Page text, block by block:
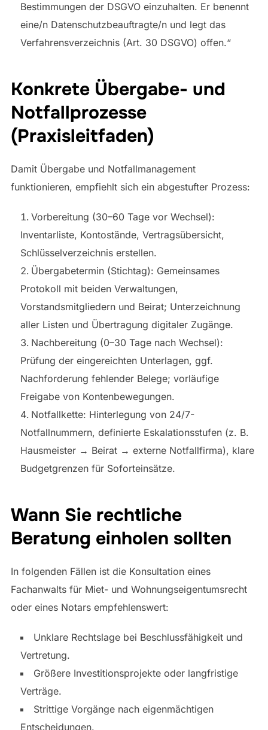
Bestimmungen der DSGVO einzuhalten. Er benennt
eine/n Datenschutzbeauftragte/n und legt das
Verfahrensverzeichnis (Art. 30 DSGVO) offen.“
Konkrete Übergabe- und
Notfallprozesse
(Praxisleitfaden)
Damit Übergabe und Notfallmanagement
funktionieren, empfiehlt sich ein abgestufter Prozess:
Vorbereitung (30–60 Tage vor Wechsel):
Inventarliste, Kontostände, Vertragsübersicht,
Schlüsselverzeichnis erstellen.
Übergabetermin (Stichtag): Gemeinsames
Protokoll mit beiden Verwaltungen,
Vorstandsmitgliedern und Beirat; Unterzeichnung
aller Listen und Übertragung digitaler Zugänge.
Nachbereitung (0–30 Tage nach Wechsel):
Prüfung der eingereichten Unterlagen, ggf.
Nachforderung fehlender Belege; vorläufige
Freigabe von Kontenbewegungen.
Notfallkette: Hinterlegung von 24/7-
Notfallnummern, definierte Eskalationsstufen (z. B.
Hausmeister → Beirat → externe Notfallfirma), klare
Budgetgrenzen für Soforteinsätze.
Wann Sie rechtliche
Beratung einholen sollten
In folgenden Fällen ist die Konsultation eines
Fachanwalts für Miet- und Wohnungseigentumsrecht
oder eines Notars empfehlenswert:
Unklare Rechtslage bei Beschlussfähigkeit und
Vertretung.
Größere Investitionsprojekte oder langfristige
Verträge.
Strittige Vorgänge nach eigenmächtigen
Entscheidungen.